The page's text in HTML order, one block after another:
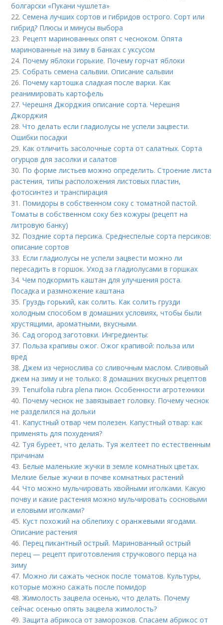
болгарски «Пукани чушлета»
22.Семена лучших сортов и гибридов острого. Сорт или
гибрид? Плюсы и минусы выбора
23. Рецепт маринованных опят с чесноком. Опята
маринованные на зиму в банках с уксусом
24. Почему яблоки горькие. Почему горчат яблоки
25.Собрать семена сальвии. Описание сальвии
26. Почему картошка сладкая после варки. Как
реанимировать картофель
27.Черешня Джорджия описание сорта. Черешня
Джорджия
28.Что делать если гладиолусы не успели зацвести.
Ошибки посадки
29. Как отличить засолочные сорта от салатных. Сорта
огурцов для засолки и салатов
30. По форме листьев можно определить. Строение листа
растения, типы расположения листовых пластин,
фотосинтез и транспирация
31. Помидоры в собственном соку с томатной пастой.
Томаты в собственном соку без кожуры (рецепт на
литровую банку)
32. Поздние сорта персика. Среднеспелые сорта персиков:
описание сортов
33. Если гладиолусы не успели зацвести можно ли
пересадить в горшок. Уход за гладиолусами в горшках
34.Чем подкормить каштан для улучшения роста.
Посадка и размножение каштана
35. Груздь горький, как солить. Как солить грузди
холодным способом в домашних условиях, чтобы были
хрустящими, ароматными, вкусными.
36.Сад огород заготовки. Ингредиенты:
37. Польза крапивы ожог. Ожог крапивой: польза или
вред
38.Джем из чернослива со сливочным маслом. Сливовый
джем на зиму и не только: 8 домашних вкусных рецептов
39. Tenuifolia rubra plena пион. Особенности агротехники
40. Почему чеснок не завязывает головку. Почему чеснок
не разделился на дольки
41. Капустный отвар чем полезен. Капустный отвар: как
применять для похудения?
42. Туя буреет, что делать. Туя желтеет по естественным
причинам
43. Белые маленькие жучки в земле комнатных цветах.
Мелкие белые жучки в почве комнатных растений
44.Что можно мульчировать хвойными иголками. Какую
почву и какие растения можно мульчировать сосновыми
и еловыми иголками?
45. Куст похожий на облепиху с оранжевыми ягодами.
Описание растения
46. Перец пикантный острый. Маринованный острый
перец — рецепт приготовления стручкового перца на
зиму
47. Можно ли сажать чеснок после томатов. Культуры,
которые можно сажать после помидор
48.Жимолость зацвела осенью, что делать. Почему
сейчас осенью опять зацвела жимолость?
49.Защита абрикоса от заморозков. Спасаем абрикос от